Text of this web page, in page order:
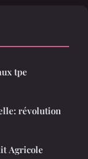
tpe
révolution
Agricole